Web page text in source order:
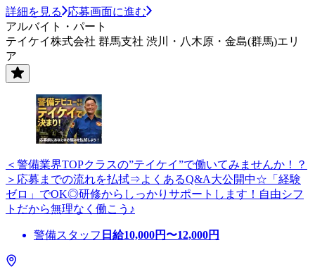
詳細を見る
応募画面に進む
アルバイト・パート
テイケイ株式会社 群馬支社 渋川・八木原・金島(群馬)エリ
ア
＜警備業界TOPクラスの”テイケイ”で働いてみませんか！？
＞応募までの流れを払拭⇒よくあるQ&A大公開中☆「経験
ゼロ」でOK◎研修からしっかりサポートします！自由シフ
トだから無理なく働こう♪
警備スタッフ 日給10,000円〜12,000円